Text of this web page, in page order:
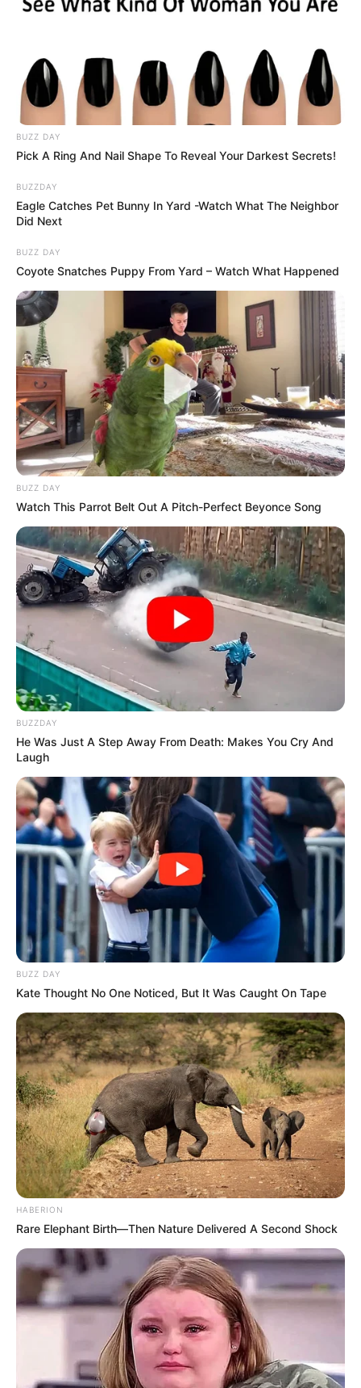
BUZZ DAY
Pick A Ring And Nail Shape To Reveal Your Darkest Secrets!
BUZZDAY
Eagle Catches Pet Bunny In Yard -Watch What The Neighbor
Did Next
BUZZ DAY
Coyote Snatches Puppy From Yard – Watch What Happened
BUZZ DAY
Watch This Parrot Belt Out A Pitch-Perfect Beyonce Song
BUZZDAY
He Was Just A Step Away From Death: Makes You Cry And
Laugh
BUZZ DAY
Kate Thought No One Noticed, But It Was Caught On Tape
HABERION
Rare Elephant Birth—Then Nature Delivered A Second Shock